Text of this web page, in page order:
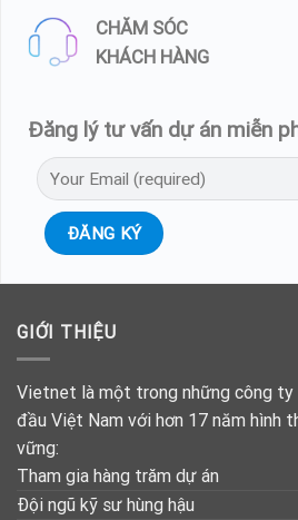
CHĂM SÓC
KHÁCH HÀNG
Đăng lý tư vấn dự án miễn
GIỚI THIỆU
Vietnet là một trong những công ty
đầu Việt Nam với hơn 17 năm hình
vững:
Tham gia hàng trăm dự án
Đội ngũ kỹ sư hùng hậu